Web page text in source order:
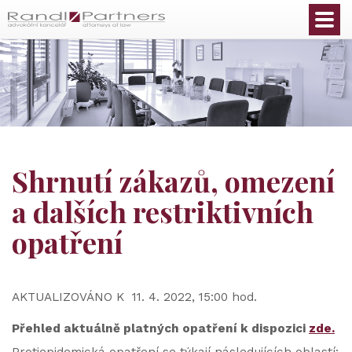
Shrnutí zákazů, omezení
a dalších restriktivních
opatření
AKTUALIZOVÁNO K 11. 4. 2022, 15:00 hod.
Přehled aktuálně platných opatření k dispozici zde.
Čeština